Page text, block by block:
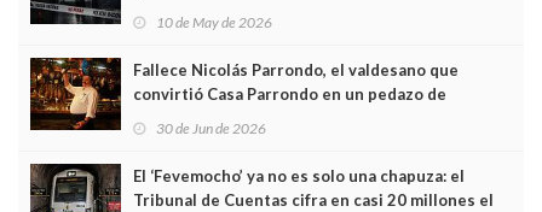
edificio y las cámaras captan sus últimos minutos
10 de May de 2026
Fallece Nicolás Parrondo, el valdesano que
convirtió Casa Parrondo en un pedazo de
Asturias en Madrid
30 de Jun de 2026
El ‘Fevemocho’ ya no es solo una chapuza: el
Tribunal de Cuentas cifra en casi 20 millones el